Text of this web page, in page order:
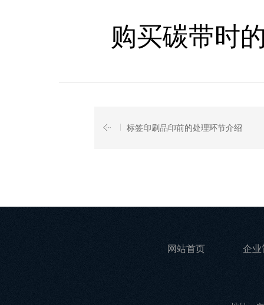
购买碳带时的
标签印刷品印前的处理环节介绍
网站首页 企业